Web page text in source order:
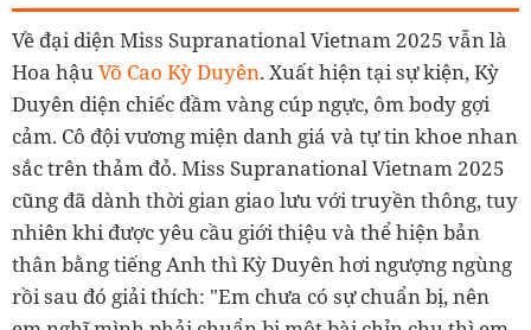
Về đại diện Miss Supranational Vietnam 2025 vẫn là
Hoa hậuVõ Cao Kỳ Duyên. Xuất hiện tại sự kiện, Kỳ
Duyên diện chiếc đầm vàng cúp ngực, ôm body gợi
cảm. Cô đội vương miện danh giá và tự tin khoe nhan
sắc trên thảm đỏ. Miss Supranational Vietnam 2025
cũng đã dành thời gian giao lưu với truyền thông, tuy
nhiên khi được yêu cầu giới thiệu và thể hiện bản
thân bằng tiếng Anh thì Kỳ Duyên hơi ngượng ngùng
rồi sau đó giải thích: "Em chưa có sự chuẩn bị, nên